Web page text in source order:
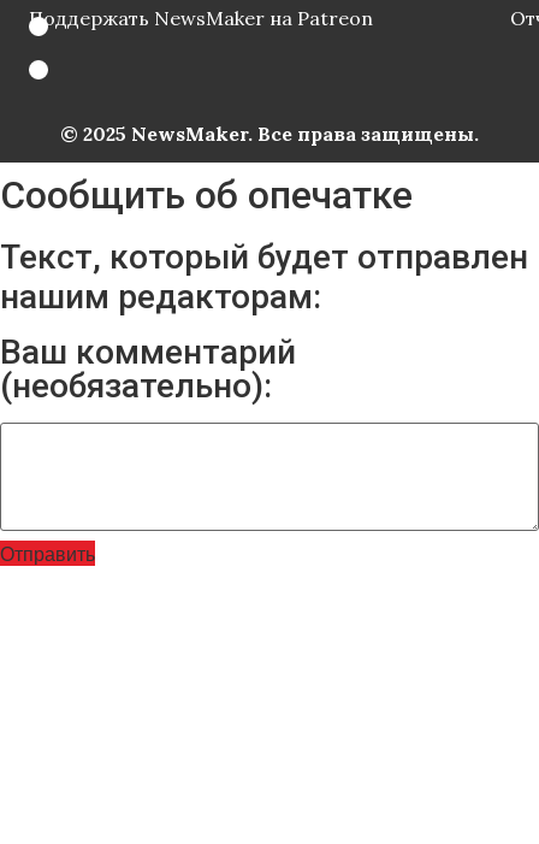
Поддержать NewsMaker на Patreon
© 2025 NewsMaker. Все права защищены.
Сообщить об опечатке
Текст, который будет отправлен
нашим редакторам:
Ваш комментарий
(необязательно):
Отправить